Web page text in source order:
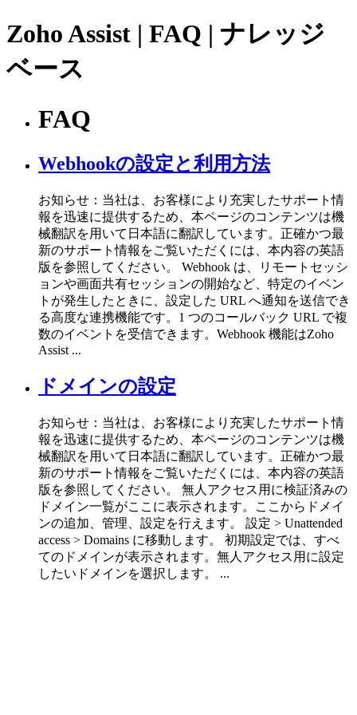
Zoho Assist | FAQ | ナレッジ
ベース
FAQ
Webhookの設定と利用方法
お知らせ：当社は、お客様により充実したサポート情
報を迅速に提供するため、本ページのコンテンツは機
械翻訳を用いて日本語に翻訳しています。正確かつ最
新のサポート情報をご覧いただくには、本内容の英語
版を参照してください。 Webhook は、リモートセッシ
ョンや画面共有セッションの開始など、特定のイベン
トが発生したときに、設定した URL へ通知を送信でき
る高度な連携機能です。1 つのコールバック URL で複
数のイベントを受信できます。Webhook 機能はZoho
Assist ...
ドメインの設定
お知らせ：当社は、お客様により充実したサポート情
報を迅速に提供するため、本ページのコンテンツは機
械翻訳を用いて日本語に翻訳しています。正確かつ最
新のサポート情報をご覧いただくには、本内容の英語
版を参照してください。 無人アクセス用に検証済みの
ドメイン一覧がここに表示されます。ここからドメイ
ンの追加、管理、設定を行えます。 設定 > Unattended
access > Domains に移動します。 初期設定では、すべ
てのドメインが表示されます。無人アクセス用に設定
したいドメインを選択します。 ...